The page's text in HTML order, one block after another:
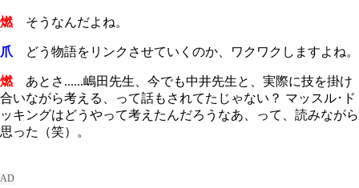
燃そうなんだよね。
爪 どう物語をリンクさせていくのか、ワクワクしますよね。
燃あとさ......嶋田先生、今でも中井先生と、実際に技を掛け
合いながら考える、って話もされてたじゃない？ マッスル･ド
ッキングはどうやって考えたんだろうなあ、って、読みながら
思った（笑）。